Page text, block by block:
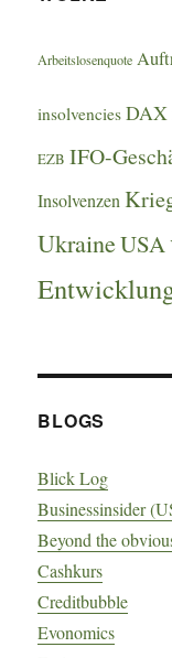
Arbeitslosenquote
insolvencies DAX
EZB IFO-
Insolvenzen
UkraineUSA
BLOGS
Blick Log
Businessinsider
Beyond the
Cashkurs
Creditbubble
Evonomics